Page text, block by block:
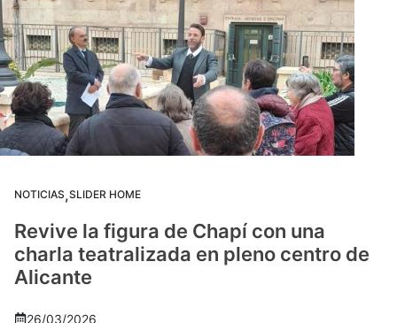
NOTICIAS,SLIDER HOME
Revive la figura de Chapí con una
charla teatralizada en pleno centro de
Alicante
26/03/2026